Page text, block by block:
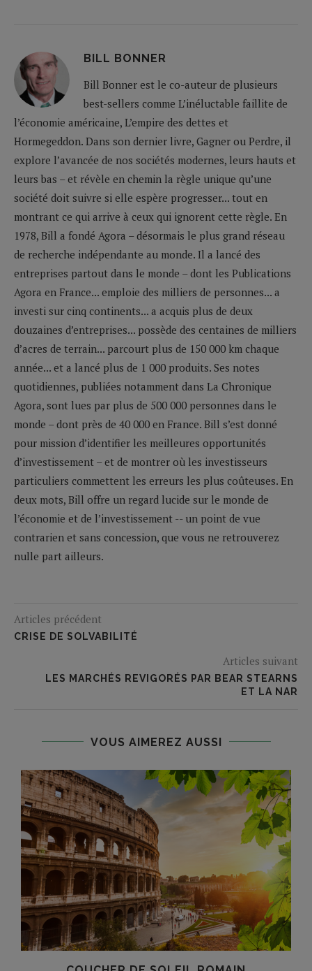
BILL BONNER
Bill Bonner est le co-auteur de plusieurs
best-sellers comme L’inéluctable faillite de
l’économie américaine, L’empire des dettes et
Hormegeddon. Dans son dernier livre, Gagner ou Perdre, il
explore l’avancée de nos sociétés modernes, leurs hauts et
leurs bas – et révèle en chemin la règle unique qu’une
société doit suivre si elle espère progresser... tout en
montrant ce qui arrive à ceux qui ignorent cette règle. En
1978, Bill a fondé Agora – désormais le plus grand réseau
de recherche indépendante au monde. Il a lancé des
entreprises partout dans le monde – dont les Publications
Agora en France... emploie des milliers de personnes... a
investi sur cinq continents... a acquis plus de deux
douzaines d’entreprises... possède des centaines de milliers
d’acres de terrain... parcourt plus de 150 000 km chaque
année... et a lancé plus de 1 000 produits. Ses notes
quotidiennes, publiées notamment dans La Chronique
Agora, sont lues par plus de 500 000 personnes dans le
monde – dont près de 40 000 en France. Bill s’est donné
pour mission d’identifier les meilleures opportunités
d’investissement – et de montrer où les investisseurs
particuliers commettent les erreurs les plus coûteuses. En
deux mots, Bill offre un regard lucide sur le monde de
l’économie et de l’investissement -- un point de vue
contrarien et sans concession, que vous ne retrouverez
nulle part ailleurs.
Articles précédent
CRISE DE SOLVABILITÉ
Articles suivant
LES MARCHÉS REVIGORÉS PAR BEAR STEARNS
ET LA NAR
VOUS AIMEREZ AUSSI